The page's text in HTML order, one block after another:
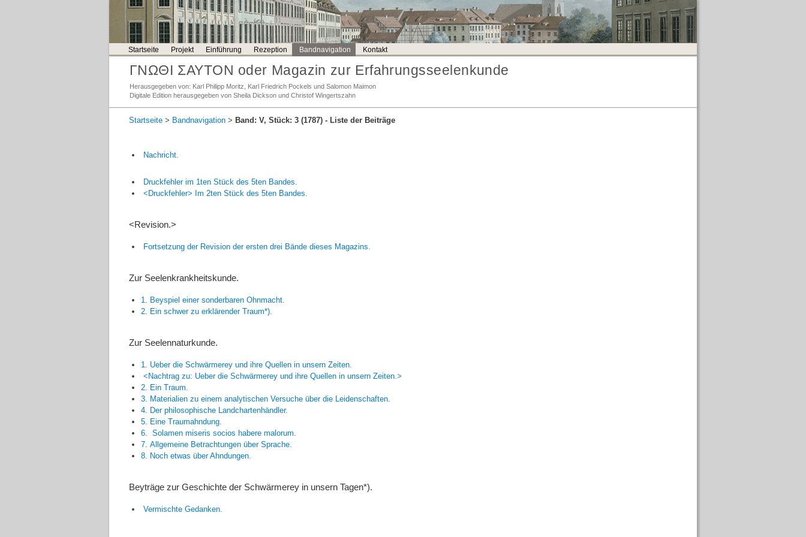
Startseite Projekt Einführung Rezeption Bandnavigation Kontakt
ΓΝΩΘΙ ΣΑΥΤΟΝ oder Magazin zur Erfahrungsseelenkunde
Herausgegeben von: Karl Philipp Moritz, Karl Friedrich Pockels und Salomon Maimon
Digitale Edition herausgegeben von Sheila Dickson und Christof Wingertszahn
Startseite > Bandnavigation > Band: V, Stück: 3 (1787) - Liste der Beiträge
Nachricht.
Druckfehler im 1ten Stück des 5ten Bandes.
<Druckfehler> Im 2ten Stück des 5ten Bandes.
<Revision.>
Fortsetzung der Revision der ersten drei Bände dieses Magazins.
Zur Seelenkrankheitskunde.
1. Beyspiel einer sonderbaren Ohnmacht.
2. Ein schwer zu erklärender Traum*).
Zur Seelennaturkunde.
1. Ueber die Schwärmerey und ihre Quellen in unsern Zeiten.
<Nachtrag zu: Ueber die Schwärmerey und ihre Quellen in unsern Zeiten.>
2. Ein Traum.
3. Materialien zu einem analytischen Versuche über die Leidenschaften.
4. Der philosophische Landchartenhändler.
5. Eine Traumahndung.
6. Solamen miseris socios habere malorum.
7. Allgemeine Betrachtungen über Sprache.
8. Noch etwas über Ahndungen.
Beyträge zur Geschichte der Schwärmerey in unsern Tagen*).
Vermischte Gedanken.